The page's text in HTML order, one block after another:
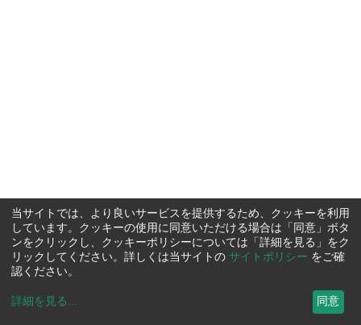
当サイトでは、より良いサービスを提供するため、クッキーを利用
しています。クッキーの使用に同意いただける場合は「同意」ボタ
ンをクリックし、クッキーポリシーについては「詳細を見る」をク
リックしてください。詳しくは当サイトの サイトポリシー をご確
認ください。
詳細を見る ... 同意